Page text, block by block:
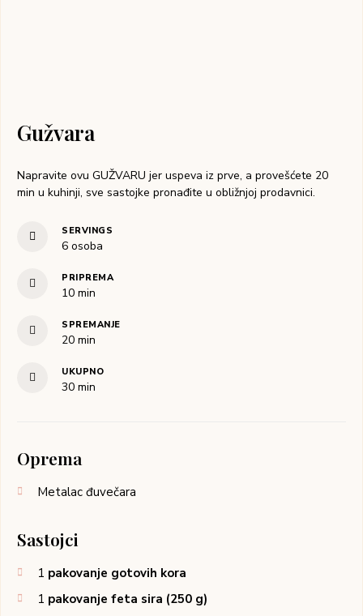
Gužvara
Napravite ovu GUŽVARU jer uspeva iz prve, a provešćete 20
min u kuhinji, sve sastojke pronađite u obližnjoj prodavnici.
SERVINGS
6 osoba
PRIPREMA
10 min
SPREMANJE
20 min
UKUPNO
30 min
Oprema
Metalac đuvečara
Sastojci
1 pakovanje gotovih kora
1 pakovanje feta sira (250 g)